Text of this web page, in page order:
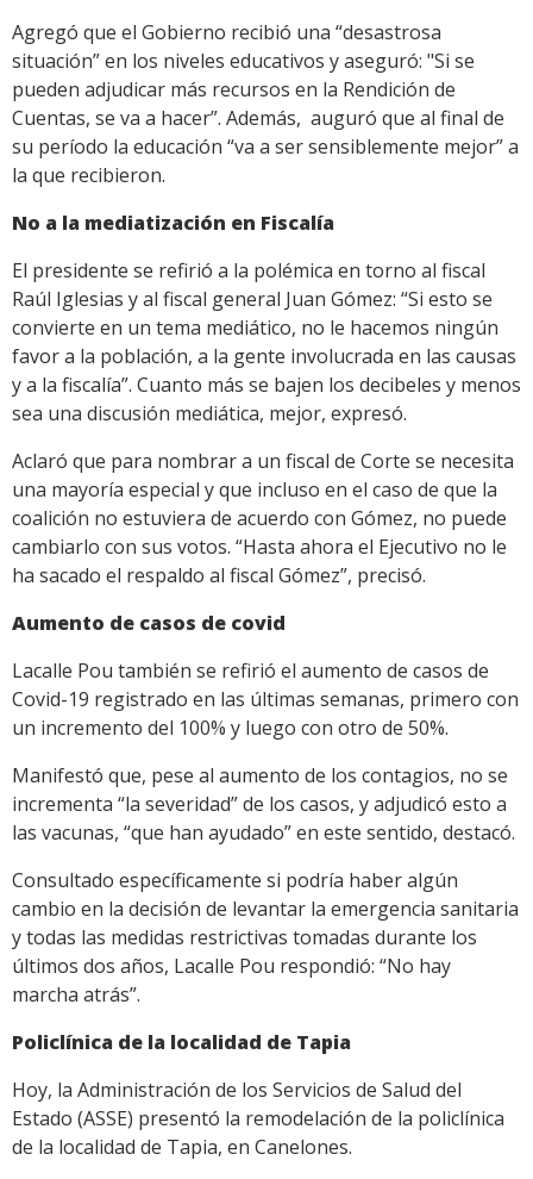
Agregó que el Gobierno recibió una “desastrosa
situación” en los niveles educativos y aseguró: "Si se
pueden adjudicar más recursos en la Rendición de
Cuentas, se va a hacer”. Además, auguró que al final de
su período la educación “va a ser sensiblemente mejor” a
la que recibieron.
No a la mediatización en Fiscalía
El presidente se refirió a la polémica en torno al fiscal
Raúl Iglesias y al fiscal general Juan Gómez: “Si esto se
convierte en un tema mediático, no le hacemos ningún
favor a la población, a la gente involucrada en las causas
y a la fiscalía”. Cuanto más se bajen los decibeles y menos
sea una discusión mediática, mejor, expresó.
Aclaró que para nombrar a un fiscal de Corte se necesita
una mayoría especial y que incluso en el caso de que la
coalición no estuviera de acuerdo con Gómez, no puede
cambiarlo con sus votos. “Hasta ahora el Ejecutivo no le
ha sacado el respaldo al fiscal Gómez”, precisó.
Aumento de casos de covid
Lacalle Pou también se refirió el aumento de casos de
Covid-19 registrado en las últimas semanas, primero con
un incremento del 100% y luego con otro de 50%.
Manifestó que, pese al aumento de los contagios, no se
incrementa “la severidad” de los casos, y adjudicó esto a
las vacunas, “que han ayudado” en este sentido, destacó.
Consultado específicamente si podría haber algún
cambio en la decisión de levantar la emergencia sanitaria
y todas las medidas restrictivas tomadas durante los
últimos dos años, Lacalle Pou respondió: “No hay
marcha atrás”.
Policlínica de la localidad de Tapia
Hoy, la Administración de los Servicios de Salud del
Estado (ASSE) presentó la remodelación de la policlínica
de la localidad de Tapia, en Canelones.